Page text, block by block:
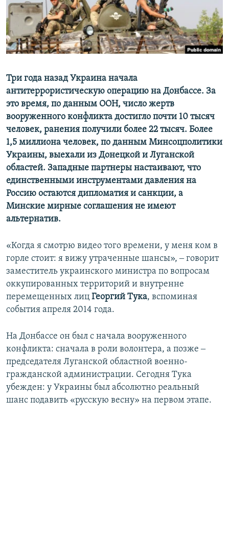
ПОБЕДИТЕЛЕЙ НЕ СУДЯТ?
КРЫМ.НЕПОКОРЕННЫЙ
ELIFBE
ПРИСОЕДИНЯЙТЕСЬ!
Все сайты RFE/RL
Три года назад Украина начала
антитеррористическую операцию на Донбассе. За
это время, по данным ООН, число жертв
вооруженного конфликта достигло почти 10 тысяч
человек, ранения получили более 22 тысяч. Более
1,5 миллиона человек, по данным Минсоцполитики
Украины, выехали из Донецкой и Луганской
областей. Западные партнеры настаивают, что
единственными инструментами давления на
Россию остаются дипломатия и санкции, а
Минские мирные соглашения не имеют
альтернатив.
«Когда я смотрю видео того времени, у меня ком в
горле стоит: я вижу утраченные шансы», ‒ говорит
заместитель украинского министра по вопросам
оккупированных территорий и внутренне
перемещенных лиц Георгий Тука, вспоминая
события апреля 2014 года.
На Донбассе он был с начала вооруженного
конфликта: сначала в роли волонтера, а позже ‒
председателя Луганской областной военно-
гражданской администрации. Сегодня Тука
убежден: у Украины был абсолютно реальный
шанс подавить «русскую весну» на первом этапе.